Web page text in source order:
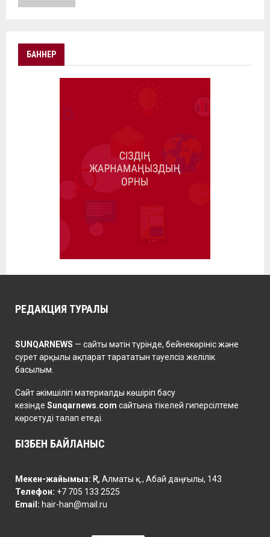
БАННЕР
РЕДАКЦИЯ ТУРАЛЫ
SUNQARNEWS — сайты мәтін түрінде, бейнекөрініс және
сурет арқылы ақпарат тарататын тәуелсіз желілік
басылым.
Сайт әкімшілігі материалды көшіріп басу
кезінде Sunqarnews.com сайтына тікелей гиперсілтеме
көрсетуді талап етеді.
БІЗБЕН БАЙЛАНЫС
Мекен-жайымыз: ҚР, Алматы қ., Абай даңғылы, 143
Телефон: +7 705 133 2525
Email: hair-han@mail.ru